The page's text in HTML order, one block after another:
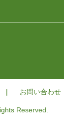
お問い合わせ
Reserved.